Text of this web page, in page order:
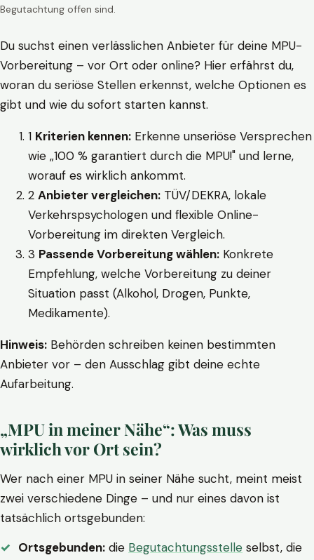
Begutachtung offen sind.
Du suchst einen verlässlichen Anbieter für deine MPU-
Vorbereitung – vor Ort oder online? Hier erfährst du,
woran du seriöse Stellen erkennst, welche Optionen es
gibt und wie du sofort starten kannst.
1 Kriterien kennen: Erkenne unseriöse Versprechen
wie „100 % garantiert durch die MPU!" und lerne,
worauf es wirklich ankommt.
2 Anbieter vergleichen: TÜV/DEKRA, lokale
Verkehrspsychologen und flexible Online-
Vorbereitung im direkten Vergleich.
3 Passende Vorbereitung wählen: Konkrete
Empfehlung, welche Vorbereitung zu deiner
Situation passt (Alkohol, Drogen, Punkte,
Medikamente).
Hinweis: Behörden schreiben keinen bestimmten
Anbieter vor – den Ausschlag gibt deine echte
Aufarbeitung.
„MPU in meiner Nähe“: Was muss
wirklich vor Ort sein?
Wer nach einer MPU in seiner Nähe sucht, meint meist
zwei verschiedene Dinge – und nur eines davon ist
tatsächlich ortsgebunden:
Ortsgebunden: die Begutachtungsstelle selbst, die